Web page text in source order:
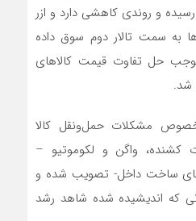
کالایی رسیده و روندی کاهشی دارد و ازر
به سمت تالار دوم سوق داده
حل تفاوت قیمت کالاهای
شد.
مشکلات حمل‌ونقل کالا
کشنده، واگن و لکوموتیو –
ساخت داخل- تصویب شده و
که اندیشیده شده شاهد رشد